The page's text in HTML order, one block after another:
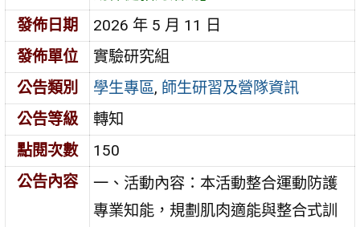
發佈日期
2026 年 5 月 11 日
發佈單位
實驗研究組
公告類別
學生專區, 師生研習及營隊資訊
公告等級
轉知
點閱次數
150
公告內容
一、活動內容：本活動整合運動防護
專業知能，規劃肌肉適能與整合式訓